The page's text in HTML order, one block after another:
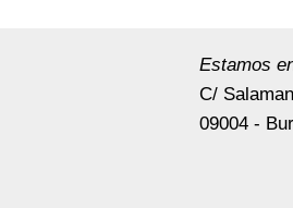
Estamos
C/
09004 -